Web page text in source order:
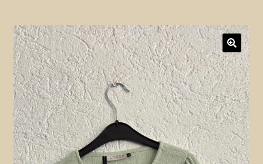
Winkel
Mijn account
Winkelmand
Linkjes